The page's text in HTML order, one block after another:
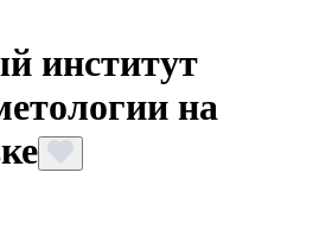
институт
на